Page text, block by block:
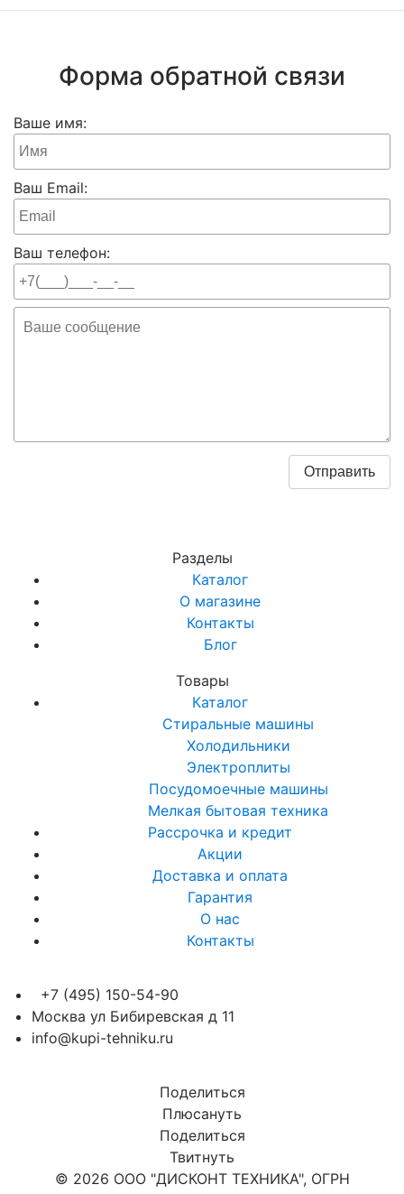
Форма обратной связи
Ваше имя:
Ваш Email:
Ваш телефон:
Разделы
Каталог
О магазине
Контакты
Блог
Товары
Каталог
Стиральные машины
Холодильники
Электроплиты
Посудомоечные машины
Мелкая бытовая техника
Рассрочка и кредит
Акции
Доставка и оплата
Гарантия
О нас
Контакты
+7 (495) 150-54-90
Москва ул Бибиревская д 11
info@kupi-tehniku.ru
Поделиться
Плюсануть
Поделиться
Твитнуть
© 2026 ООО "ДИСКОНТ ТЕХНИКА", ОГРН